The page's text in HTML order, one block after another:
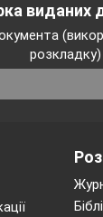
виданих
розкладку)